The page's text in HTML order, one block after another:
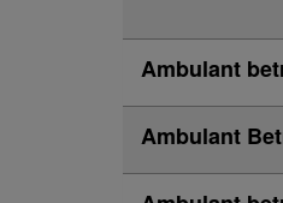
Ambulant
Ambulant